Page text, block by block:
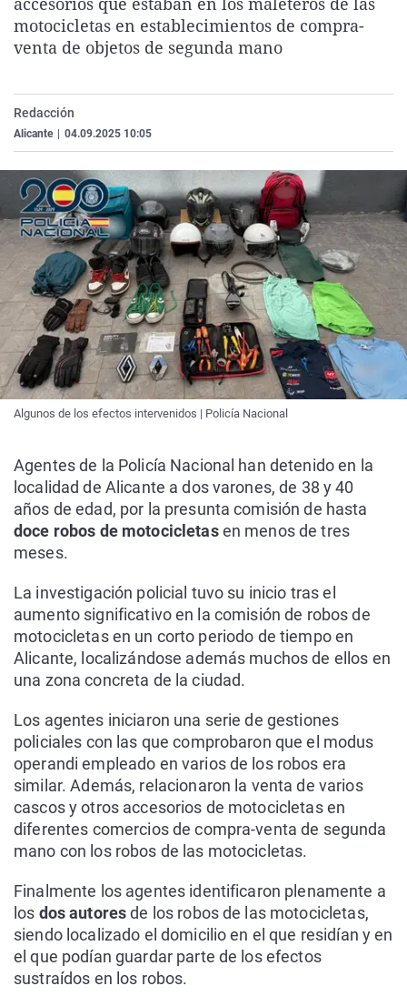
La rosa de los vientos
Gente viajera
Caso
Retornados
Extremadura
Galicia
Virales
Televisión
motocicletas en establecimientos de compra-
venta de objetos de segunda mano
Redacción
Alicante 04.09.2025 10:05
Algunos de los efectos intervenidos | Policía Nacional
Agentes de la Policía Nacional han detenido en la
localidad de Alicante a dos varones, de 38 y 40
años de edad, por la presunta comisión de hasta
doce robos de motocicletasen menos de tres
meses.
La investigación policial tuvo su inicio tras el
aumento significativo en la comisión de robos de
motocicletas en un corto periodo de tiempo en
Alicante, localizándose además muchos de ellos en
una zona concreta de la ciudad.
Los agentes iniciaron una serie de gestiones
policiales con las que comprobaron que el modus
operandi empleado en varios de los robos era
similar. Además, relacionaron la venta de varios
cascos y otros accesorios de motocicletas en
diferentes comercios de compra-venta de segunda
mano con los robos de las motocicletas.
Finalmente los agentes identificaron plenamente a
los dos autoresde los robos de las motocicletas,
siendo localizado el domicilio en el que residían y en
el que podían guardar parte de los efectos
sustraídos en los robos.